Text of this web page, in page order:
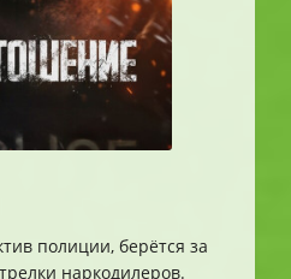
полиции, берётся за
наркодилеров.